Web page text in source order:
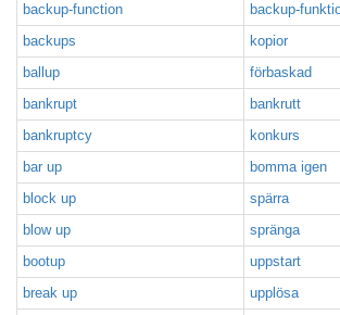
backup-function
backup-
backups
kopior
ballup
förbaskad
bankrupt
bankrutt
bankruptcy
konkurs
bar up
bomma igen
block up
spärra
blow up
spränga
bootup
uppstart
break up
upplösa